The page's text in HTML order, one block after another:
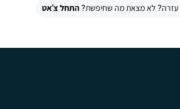
עזרה? לא מצאת מה שחיפשת?התחל צ'אט